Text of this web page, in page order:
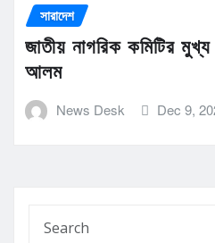
সারাদেশ
জাতীয় নাগরিক কমিটির
আলম
News Desk Dec 9,